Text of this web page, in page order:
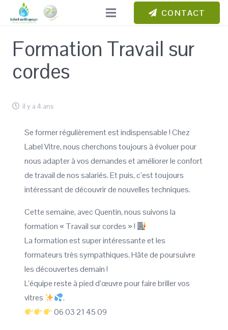
CONTACT
Formation Travail sur
cordes
il y a 4 ans
Se former régulièrement est indispensable ! Chez
Label Vitre, nous cherchons toujours à évoluer pour
nous adapter à vos demandes et améliorer le confort
de travail de nos salariés. Et puis, c’est toujours
intéressant de découvrir de nouvelles techniques.
Cette semaine, avec Quentin, nous suivons la
formation « Travail sur cordes » !
La formation est super intéressante et les
formateurs très sympathiques. Hâte de poursuivre
les découvertes demain !
L’équipe reste à pied d’œuvre pour faire briller vos
vitres
.
06 03 21 45 09